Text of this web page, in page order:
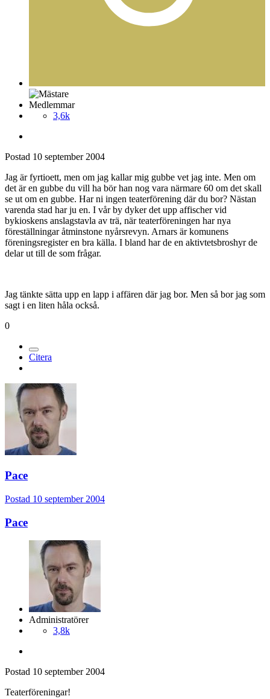
Medlemmar
3,6k
Postad 10 september 2004
Jag är fyrtioett, men om jag kallar mig gubbe vet jag inte. Men om
det är en gubbe du vill ha bör han nog vara närmare 60 om det skall
se ut om en gubbe. Har ni ingen teaterförening där du bor? Nästan
varenda stad har ju en. I vår by dyker det upp affischer vid
bykioskens anslagstavla av trä, när teaterföreningen har nya
föreställningar åtminstone nyårsrevyn. Arnars är komunens
föreningsregister en bra källa. I bland har de en aktivtetsbroshyr de
delar ut till de som frågar.
Jag tänkte sätta upp en lapp i affären där jag bor. Men så bor jag som
sagt i en liten håla också.
0
Citera
Pace
Postad 10 september 2004
Pace
Administratörer
3,8k
Postad 10 september 2004
Teaterföreningar!